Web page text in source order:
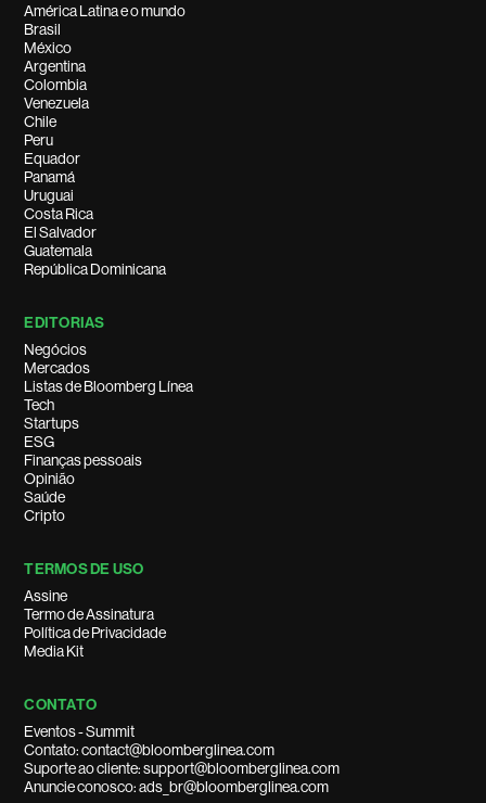
América Latina e o mundo
Brasil
México
Argentina
Colombia
Venezuela
Chile
Peru
Equador
Panamá
Uruguai
Costa Rica
El Salvador
Guatemala
República Dominicana
EDITORIAS
Negócios
Mercados
Listas de Bloomberg Línea
Tech
Startups
ESG
Finanças pessoais
Opinião
Saúde
Cripto
TERMOS DE USO
Assine
Termo de Assinatura
Política de Privacidade
Media Kit
CONTATO
Eventos - Summit
Contato: contact@bloomberglinea.com
Suporte ao cliente: support@bloomberglinea.com
Anuncie conosco: ads_br@bloomberglinea.com